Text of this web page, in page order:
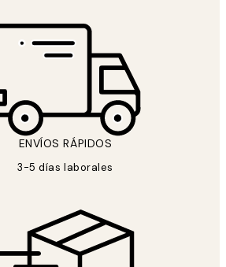
ENVÍOS RÁPIDOS
3-5 días laborales